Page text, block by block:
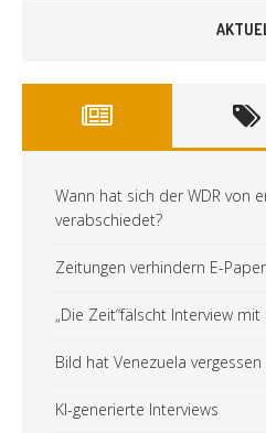
Wann hat sich der WDR von
verabschiedet?
Zeitungen verhindern E-
„Die Zeit“fälscht Interview mit
Bild hat Venezuela vergessen
KI-generierte Interviews